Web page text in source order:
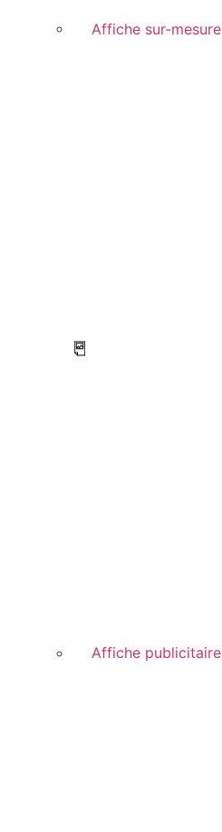
Affiche sur-mesure
Affiche publicitaire